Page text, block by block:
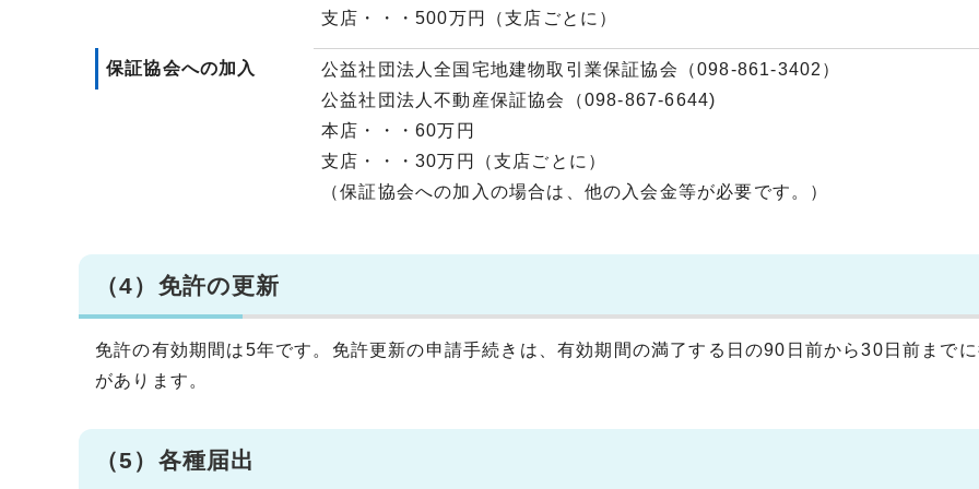
支店・・・500万円（支店ごとに）
保証協会への加入
公益社団法人全国宅地建物取引業保証協会（098-861-3402）
公益社団法人不動産保証協会（098-867-6644)
本店・・・60万円
支店・・・30万円（支店ごとに）
（保証協会への加入の場合は、他の入会金等が必要です。）
（4）免許の更新
免許の有効期間は5年です。免許更新の申請手続きは、有効期間の満了する日の90日前から30日前まで
があります。
（5）各種届出